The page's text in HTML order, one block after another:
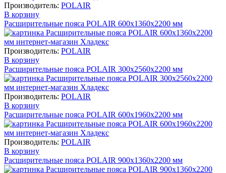
Производитель: POLAIR
В корзину
Расширительные пояса POLAIR 600х1360х2200 мм
Производитель: POLAIR
В корзину
Расширительные пояса POLAIR 300х2560х2200 мм
Производитель: POLAIR
В корзину
Расширительные пояса POLAIR 600х1960х2200 мм
Производитель: POLAIR
В корзину
Расширительные пояса POLAIR 900х1360х2200 мм